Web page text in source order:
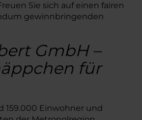
Sie sich auf einen fairen
gewinnbringenden
GmbH –
für
159.000 Einwohner und